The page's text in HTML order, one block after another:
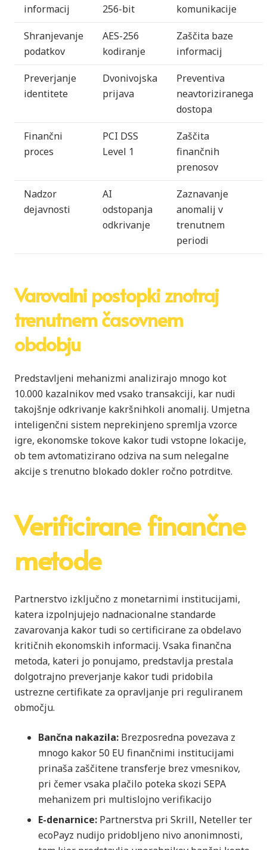
informacij 256-bit komunikacije
Shranjevanje
podatkov
AES-256
kodiranje
Zaščita baze
informacij
Preverjanje
identitete
Dvonivojska
prijava
Preventiva
neavtoriziranega
dostopa
Finančni
proces
PCI DSS
Level 1
Zaščita
finančnih
prenosov
Nadzor
dejavnosti
AI
odstopanja
odkrivanje
Zaznavanje
anomalij v
trenutnem
periodi
Varovalni postopki znotraj
trenutnem časovnem
obdobju
Predstavljeni mehanizmi analizirajo mnogo kot
10.000 kazalnikov med vsako transakciji, kar nudi
takojšnje odkrivanje kakršnihkoli anomalij. Umjetna
inteligenčni sistem neprekinjeno spremlja vzorce
igre, ekonomske tokove kakor tudi vstopne lokacije,
ob tem avtomatizirano odziva na sum nelegalne
akcije s trenutno blokado dokler ročno potrditve.
Verificirane finančne
metode
Partnerstvo izključno z monetarnimi institucijami,
katera izpolnjujejo nadnacionalne standarde
zavarovanja kakor tudi so certificirane za obdelavo
kritičnih ekonomskih informacij. Vsaka finančna
metoda, kateri jo ponujamo, predstavlja prestala
dolgotrajno preverjanje kakor tudi pridobila
ustrezne certifikate za opravljanje pri reguliranem
območju.
Bančna nakazila: Brezposredna povezava z
mnogo kakor 50 EU finančnimi institucijami
prinaša zaščitene transferje brez vmesnikov,
pri čemer vsaka plačilo poteka skozi SEPA
mehanizem pri multislojno verifikacijo
E-denarnice: Partnerstva pri Skrill, Neteller ter
ecoPayz nudijo pridobljeno nivo anonimnosti,